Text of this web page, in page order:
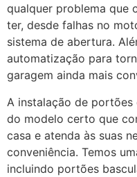
qualquer problema que
ter, desde falhas no
sistema de abertura.
automatização para
garagem ainda mais
A instalação de portões
do modelo certo que
casa e atenda às suas
conveniência. Temos
incluindo portões